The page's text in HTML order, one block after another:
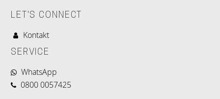
LET'S CONNECT
Kontakt
SERVICE
WhatsApp
0800 0057425